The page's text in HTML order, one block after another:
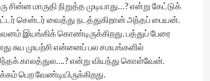
மாருதி நிறுத்த முடியாது…? என்று கேட்டுக்
சென்டர் வைத்து நடத்துகிறான் அந்தப் பையன்.
இயங்கிக் கொண்டிருக்கிறது. பத்துப் பேரை
சுய முயற்சி என்னைப் பல சமயங்களில்
காலத்துல….? என்று வியந்து கொள்வேன்.
பெற வேண்டியிருக்கிறது.
மிக்க மகிழ்ச்சி. ஒவ்வொரு
தடவையும் எனது கதை
இணையதளத்தில்